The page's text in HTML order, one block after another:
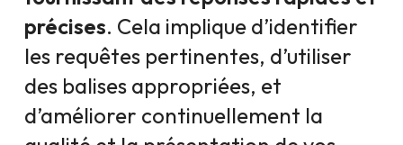
précises. Cela implique d’identifier
les requêtes pertinentes, d’utiliser
des balises appropriées, et
d’améliorer continuellement la